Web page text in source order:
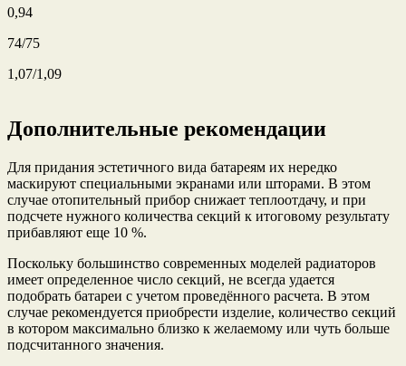
0,94
74/75
1,07/1,09
Дополнительные рекомендации
Для придания эстетичного вида батареям их нередко
маскируют специальными экранами или шторами. В этом
случае отопительный прибор снижает теплоотдачу, и при
подсчете нужного количества секций к итоговому результату
прибавляют еще 10 %.
Поскольку большинство современных моделей радиаторов
имеет определенное число секций, не всегда удается
подобрать батареи с учетом проведённого расчета. В этом
случае рекомендуется приобрести изделие, количество секций
в котором максимально близко к желаемому или чуть больше
подсчитанного значения.